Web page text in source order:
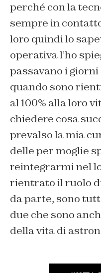
perché con la
sempre in
loro quindi lo
operativa l’ho
passavano i giorni
quando sono
al 100% alla loro
chiedere cosa
prevalso la mia
delle per moglie
reintegrarmi nel
rientrato il ruolo
da parte, sono
due che sono
della vita di